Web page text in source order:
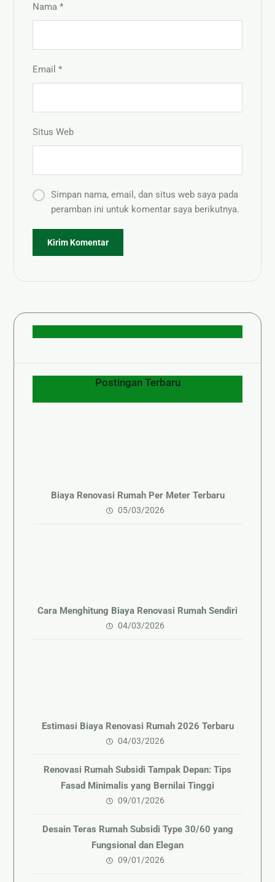
Nama*
Email*
Situs Web
Simpan nama, email, dan situs web saya pada
peramban ini untuk komentar saya berikutnya.
Postingan Terbaru
Biaya Renovasi Rumah Per Meter Terbaru
05/03/2026
Cara Menghitung Biaya Renovasi Rumah Sendiri
04/03/2026
Estimasi Biaya Renovasi Rumah 2026 Terbaru
04/03/2026
Renovasi Rumah Subsidi Tampak Depan: Tips
Fasad Minimalis yang Bernilai Tinggi
09/01/2026
Desain Teras Rumah Subsidi Type 30/60 yang
Fungsional dan Elegan
09/01/2026